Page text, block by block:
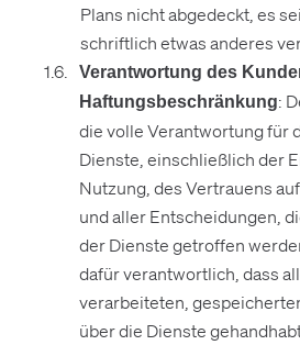
Plans nicht abgedeckt, es
schriftlich etwas anderes
Verantwortung des
Haftungsbeschränkung:
die volle Verantwortung für
Dienste, einschließlich der
Nutzung, des Vertrauens
und aller Entscheidungen,
der Dienste getroffen
dafür verantwortlich, dass
verarbeiteten,
über die Dienste